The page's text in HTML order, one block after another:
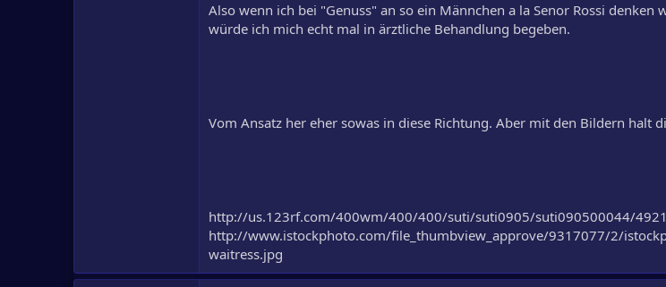
Also wenn ich bei "Genuss" an so ein Männchen a la Senor Rossi denken
würde ich mich echt mal in ärztliche Behandlung begeben.
Vom Ansatz her eher sowas in diese Richtung. Aber mit den Bildern halt
http://us.123rf.com/400wm/400/400/suti/suti0905/suti090500044/
http://www.istockphoto.com/file_thumbview_approve/9317077/2/
waitress.jpg